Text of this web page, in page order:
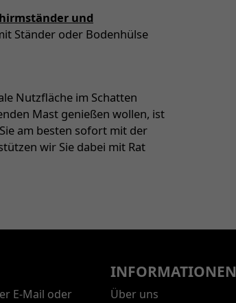
und
Ständer oder Bodenhülse
Nutzfläche im Schatten
Mast genießen wollen, ist
am besten sofort mit der
wir Sie dabei mit Rat
E-Mail oder
INFORMATIONEN
Über uns